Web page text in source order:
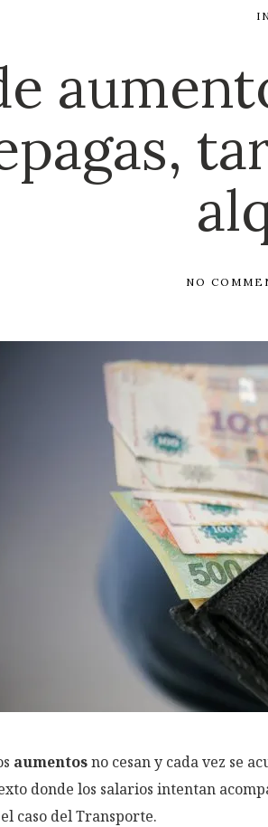
NO
aumentosno cesan y cada vez se
donde los salarios intentan
caso del Transporte.